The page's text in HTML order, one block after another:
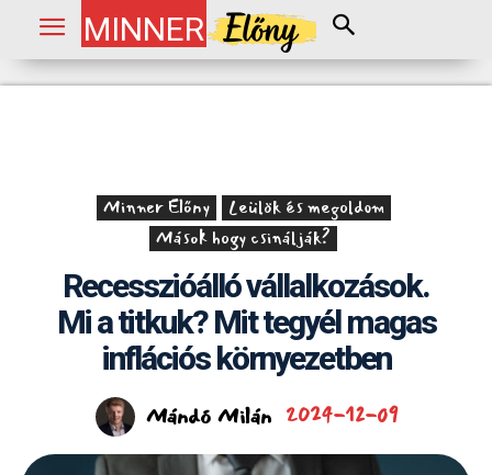
MINNER
Minner Előny
Leülök és megoldom
Mások hogy csinálják?
Recesszióálló vállalkozások.
Mi a titkuk? Mit tegyél magas
inflációs környezetben
Mándó Milán 2024-12-09